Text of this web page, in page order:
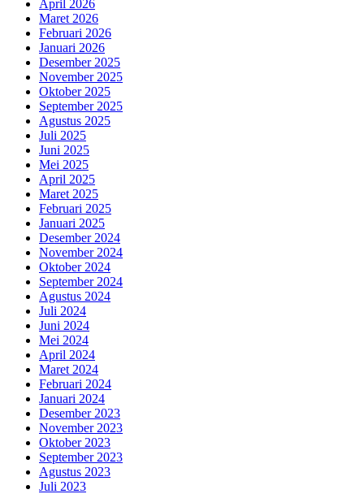
April 2026
Maret 2026
Februari 2026
Januari 2026
Desember 2025
November 2025
Oktober 2025
September 2025
Agustus 2025
Juli 2025
Juni 2025
Mei 2025
April 2025
Maret 2025
Februari 2025
Januari 2025
Desember 2024
November 2024
Oktober 2024
September 2024
Agustus 2024
Juli 2024
Juni 2024
Mei 2024
April 2024
Maret 2024
Februari 2024
Januari 2024
Desember 2023
November 2023
Oktober 2023
September 2023
Agustus 2023
Juli 2023